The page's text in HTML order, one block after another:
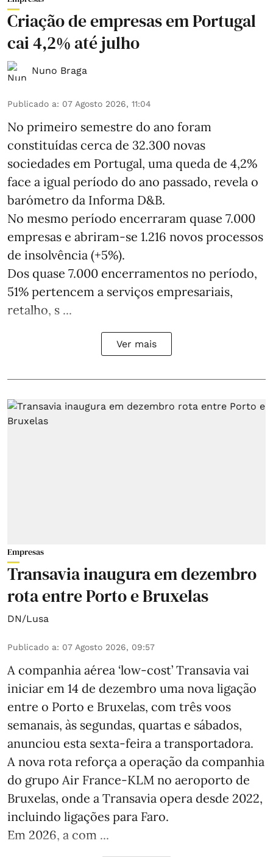
Criação de empresas em Portugal
cai 4,2% até julho
Nuno Braga
Publicado a: 07 Agosto 2026, 11:04
No primeiro semestre do ano foram
constituídas cerca de 32.300 novas
sociedades em Portugal, uma queda de 4,2%
face a igual período do ano passado, revela o
barómetro da Informa D&B.
No mesmo período encerraram quase 7.000
empresas e abriram‑se 1.216 novos processos
de insolvência (+5%).
Dos quase 7.000 encerramentos no período,
51% pertencem a serviços empresariais,
retalho, s ...
Ver mais
Empresas
Transavia inaugura em dezembro
rota entre Porto e Bruxelas
DN/Lusa
Publicado a: 07 Agosto 2026, 09:57
A companhia aérea ‘low-cost’ Transavia vai
iniciar em 14 de dezembro uma nova ligação
entre o Porto e Bruxelas, com três voos
semanais, às segundas, quartas e sábados,
anunciou esta sexta-feira a transportadora.
A nova rota reforça a operação da companhia
do grupo Air France-KLM no aeroporto de
Bruxelas, onde a Transavia opera desde 2022,
incluindo ligações para Faro.
Em 2026, a com ...